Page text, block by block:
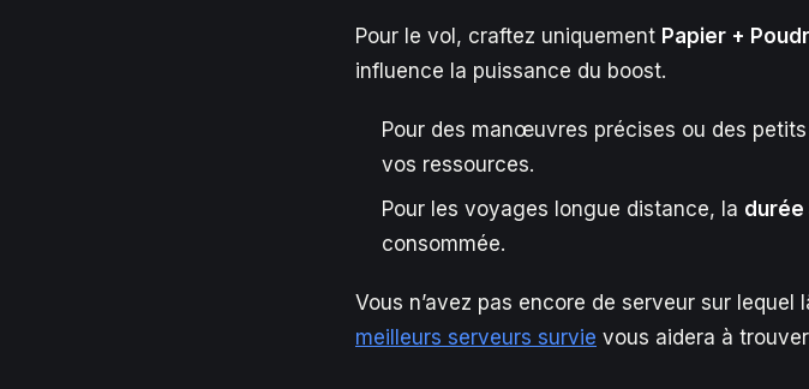
Pour le vol, craftez uniquement Papier +
influence la puissance du boost.
Pour des manœuvres précises ou des
vos ressources.
Pour les voyages longue distance, la durée
consommée.
Vous n’avez pas encore de serveur sur lequel
meilleurs serveurs survie vous aidera à